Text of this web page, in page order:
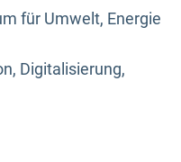
für Umwelt, Energie
Digitalisierung,